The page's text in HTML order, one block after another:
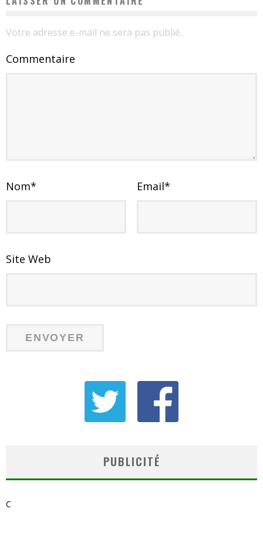
Votre adresse e-mail ne sera pas publié.
Commentaire
Nom* Email*
Site Web
PUBLICITÉ
C